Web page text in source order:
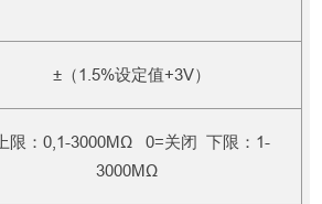
±（1.5%设定值+3V）
上限：0,1-3000MΩ 0=关闭 下限：1-
3000MΩ